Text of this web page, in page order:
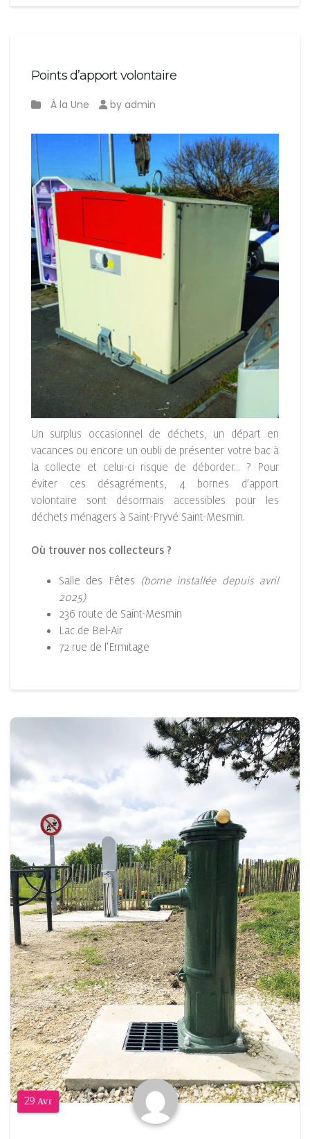
Points d’apport volontaire
À la Une by admin
Un surplus occasionnel de déchets, un départ en
vacances ou encore un oubli de présenter votre bac à
la collecte et celui-ci risque de déborder… ? Pour
éviter ces désagréments, 4 bornes d’apport
volontaire sont désormais accessibles pour les
déchets ménagers à Saint-Pryvé Saint-Mesmin.
Où trouver nos collecteurs ?
Salle des Fêtes (borne installée depuis avril
2025)
236 route de Saint-Mesmin
Lac de Bel-Air
72 rue de l’Ermitage
29 Avr